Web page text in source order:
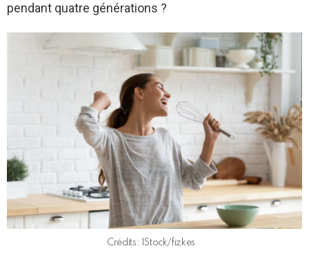
pendant quatre générations ?
Crédits: IStock/fizkes